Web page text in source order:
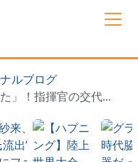
ルブログ
」！指揮官の交代...